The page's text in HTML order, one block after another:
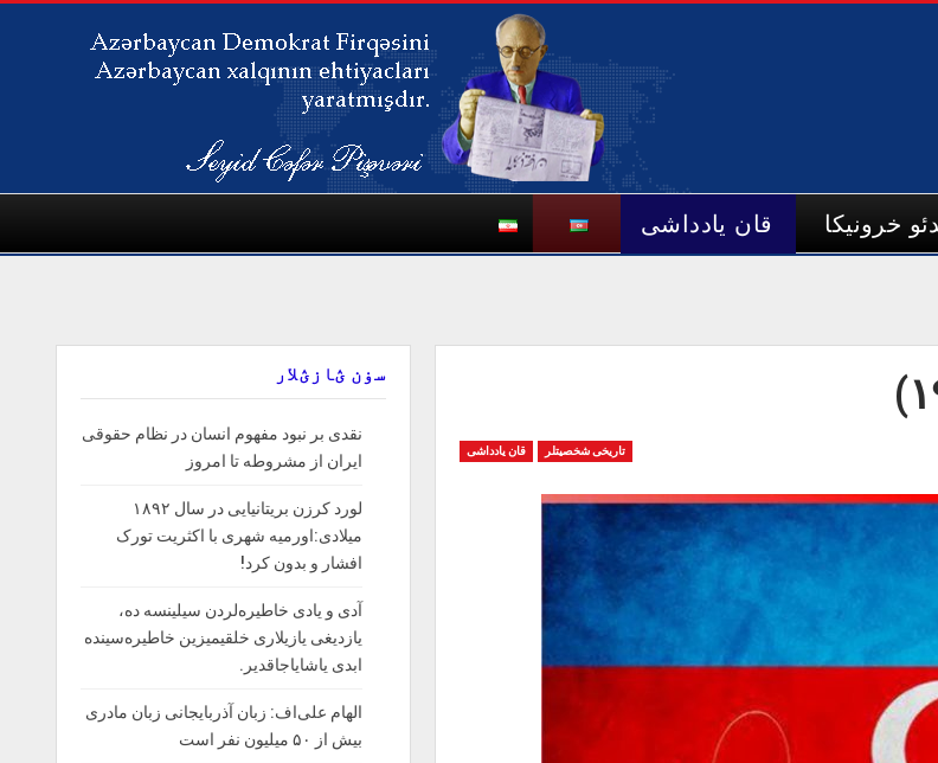
خرونیکا قان یادداشی
تاریخی شخصیتلر قان یادداشی
سۏن ؽازؽلار
نقدی بر نبود مفهوم انسان در نظام حقوقی
ایران از مشروطه تا امروز
لورد کرزن بریتانیایی در سال ۱۸۹۲
میلادی:اورمیه شهری با اکثریت تورک
افشار و بدون کرد!
آدی و یادی خاطیره‌لردن سیلینسه ده،
یازدیغی یازیلاری خلقیمیزین خاطیره‌سینده
ابدی یاشایاجاقدیر.
الهام علی‌اف: زبان آذربایجانی زبان مادری
بیش از ۵۰ میلیون نفر است